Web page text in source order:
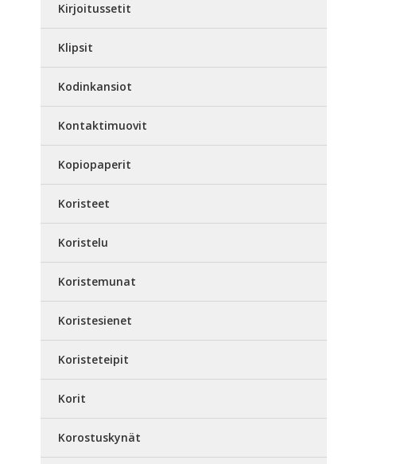
Kirjoitussetit
Klipsit
Kodinkansiot
Kontaktimuovit
Kopiopaperit
Koristeet
Koristelu
Koristemunat
Koristesienet
Koristeteipit
Korit
Korostuskynät